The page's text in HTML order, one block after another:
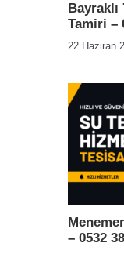
Bayraklı
Tamiri –
22 Haziran
– 0532